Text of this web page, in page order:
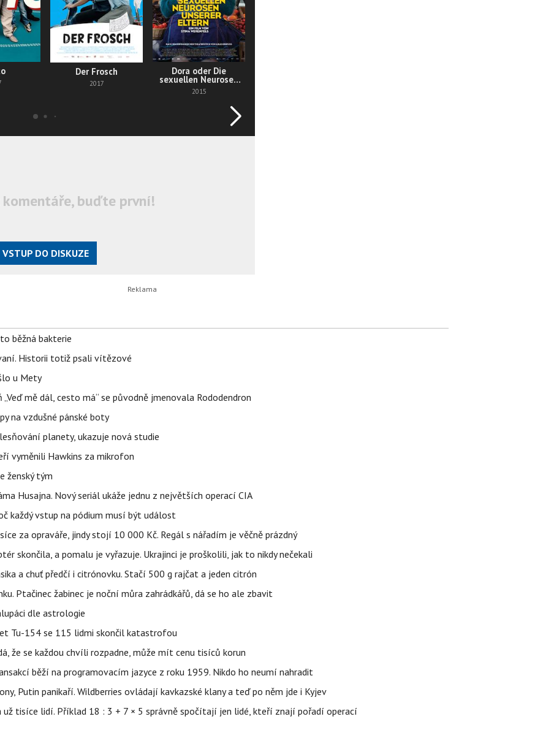
Der Frosch
2017
Dora oder Die
sexuellen Neurosen
unserer Eltern
2015
buďte první!
VSTUP DO DISKUZE
běžná bakterie
Historii totiž psali vítězové
u Mety
mě dál, cesto má“ se původně jmenovala Rododendron
na vzdušné pánské boty
planety, ukazuje nová studie
vyměnili Hawkins za mikrofon
ženský tým
Husajna. Nový seriál ukáže jednu z největších operací CIA
každý vstup na pódium musí být událost
za opraváře, jindy stojí 10 000 Kč. Regál s nářadím je věčně prázdný
skončila, a pomalu je vyřazuje. Ukrajinci je proškolili, jak to nikdy nečekali
a chuť předčí i citrónovku. Stačí 500 g rajčat a jeden citrón
Ptačinec žabinec je noční můra zahrádkářů, dá se ho ale zbavit
dle astrologie
Tu-154 se 115 lidmi skončil katastrofou
že se každou chvíli rozpadne, může mít cenu tisíců korun
běží na programovacím jazyce z roku 1959. Nikdo ho neumí nahradit
Putin panikaří. Wildberries ovládají kavkazské klany a teď po něm jde i Kyjev
tisíce lidí. Příklad 18 : 3 + 7 × 5 správně spočítají jen lidé, kteří znají pořadí operací